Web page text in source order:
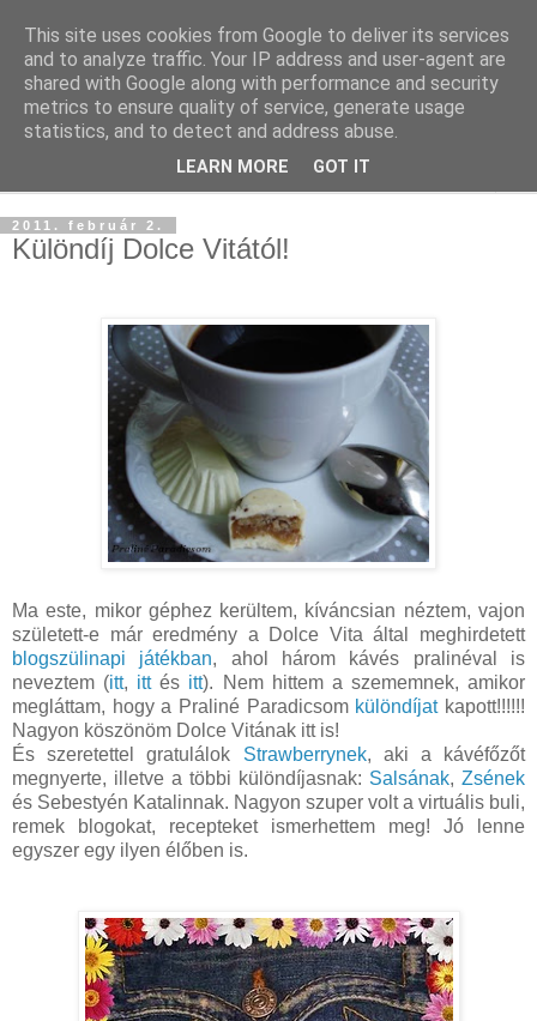
2011. február 2.
Különdíj Dolce Vitától!
Ma este, mikor géphez kerültem, kíváncsian néztem, vajon
született-e már eredmény a Dolce Vita által meghirdetett
blogszülinapi játékban, ahol három kávés pralinéval is
neveztem (itt, ittés itt). Nem hittem a szememnek, amikor
megláttam, hogy a Praliné Paradicsom különdíjatkapott!!!!!!
Nagyon köszönöm Dolce Vitának itt is!
És szeretettel gratulálok Strawberrynek, aki a kávéfőzőt
megnyerte, illetve a többi különdíjasnak: Salsának, Zsének
és Sebestyén Katalinnak. Nagyon szuper volt a virtuális buli,
remek blogokat, recepteket ismerhettem meg! Jó lenne
egyszer egy ilyen élőben is.
This site uses cookies from Google to deliver its services
and to analyze traffic. Your IP address and user-agent are
shared with Google along with performance and security
metrics to ensure quality of service, generate usage
statistics, and to detect and address abuse.
LEARN MORE GOT IT